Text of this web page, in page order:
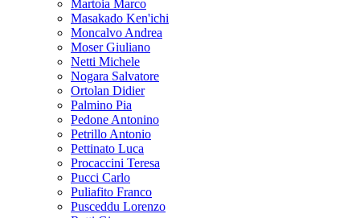
Martoia Marco
Masakado Ken'ichi
Moncalvo Andrea
Moser Giuliano
Netti Michele
Nogara Salvatore
Ortolan Didier
Palmino Pia
Pedone Antonino
Petrillo Antonio
Pettinato Luca
Procaccini Teresa
Pucci Carlo
Puliafito Franco
Pusceddu Lorenzo